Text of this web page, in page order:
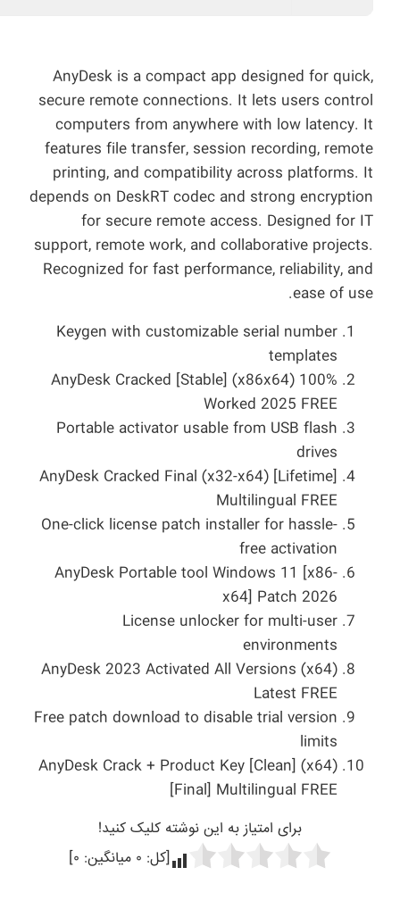
AnyDesk is a compact app designed for quick,
secure remote connections. It lets users control
computers from anywhere with low latency. It
features file transfer, session recording, remote
printing, and compatibility across platforms. It
depends on DeskRT codec and strong encryption
for secure remote access. Designed for IT
support, remote work, and collaborative projects.
Recognized for fast performance, reliability, and
ease of use.
Keygen with customizable serial number
templates
AnyDesk Cracked [Stable] (x86x64) 100%
Worked 2025 FREE
Portable activator usable from USB flash
drives
AnyDesk Cracked Final (x32-x64) [Lifetime]
Multilingual FREE
One-click license patch installer for hassle-
free activation
AnyDesk Portable tool Windows 11 [x86-
x64] Patch 2026
License unlocker for multi-user
environments
AnyDesk 2023 Activated All Versions (x64)
Latest FREE
Free patch download to disable trial version
limits
AnyDesk Crack + Product Key [Clean] (x64)
[Final] Multilingual FREE
برای امتیاز به این نوشته کلیک کنید!
[کل: ۰ میانگین: ۰]